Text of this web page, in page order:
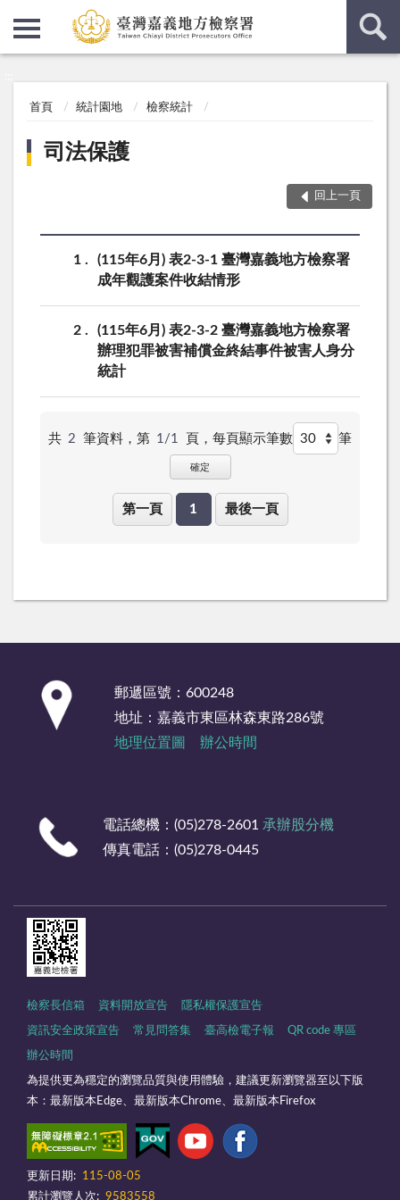
首頁 統計園地 檢察統計
司法保護
回上一頁
1
(115年6月) 表2-3-1 臺灣嘉義地方檢察署
成年觀護案件收結情形
2
(115年6月) 表2-3-2 臺灣嘉義地方檢察署
辦理犯罪被害補償金終結事件被害人身分
統計
共 2 筆資料，第 1/1 頁， 每頁顯示筆數 筆
確定
第一頁 1 最後一頁
郵遞區號：600248
地址：嘉義市東區林森東路286號
地理位置圖
辦公時間
電話總機：(05)278-2601 承辦股分機
傳真電話：(05)278-0445
檢察長信箱 資料開放宣告 隱私權保護宣告
資訊安全政策宣告 常見問答集 臺高檢電子報 QR code 專區
辦公時間
為提供更為穩定的瀏覽品質與使用體驗，建議更新瀏覽器至以下版
本：最新版本Edge、最新版本Chrome、最新版本Firefox
更新日期:
115-08-05
累計瀏覽人次: 9583558